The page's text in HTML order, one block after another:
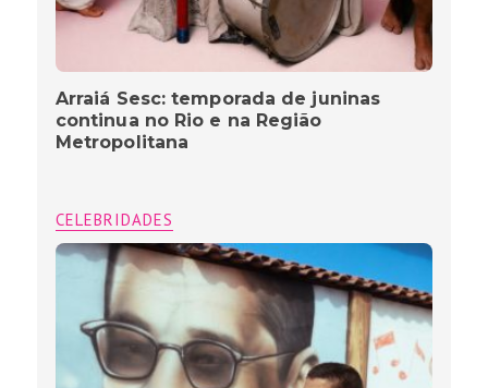
Arraiá Sesc: temporada de juninas
continua no Rio e na Região
Metropolitana
CELEBRIDADES